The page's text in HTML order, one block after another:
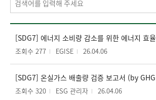
조회수 277 EGISE 26.04.06
조회수 320 ESG 관리자 26.04.06